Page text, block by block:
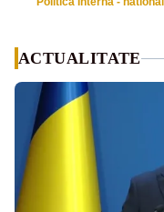
ACTUALITATE